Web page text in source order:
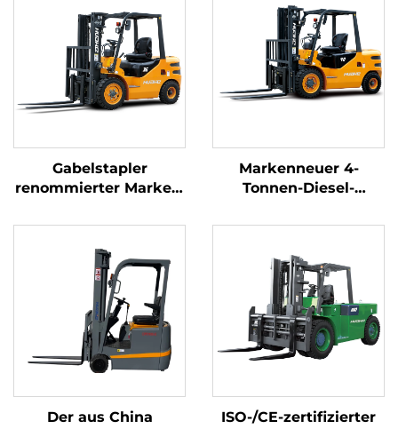
Gabelstapler
renommierter Marken,
Außeneinsatz,
Vorwärtsfahrt (FWD),
langlebiger
chinesischer Motor
Markenneuer 4-
Tonnen-Diesel-
hochwertigem
Motor
Der aus China
ISO-/CE-zertifizierter